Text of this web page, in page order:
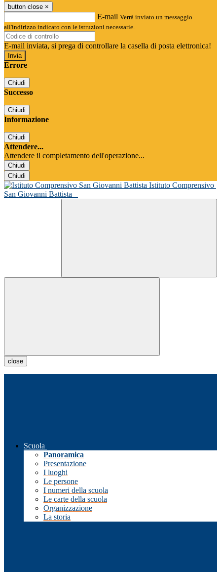
button close ×
E-mail Verrà inviato un messaggio
all'indirizzo indicato con le istruzioni necessarie.
E-mail inviata, si prega di controllare la casella di posta elettronica!
Errore
Chiudi
Successo
Chiudi
Informazione
Chiudi
Attendere...
Attendere il completamento dell'operazione...
Chiudi
Chiudi
Istituto Comprensivo
San Giovanni Battista
close
Scuola
Panoramica
Presentazione
I luoghi
Le persone
I numeri della scuola
Le carte della scuola
Organizzazione
La storia